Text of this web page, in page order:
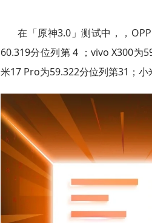
在「原神3.0」测试中，，
60.319分位列第 4 ；vivo X300为
米17 Pro为59.322分位列第31；小